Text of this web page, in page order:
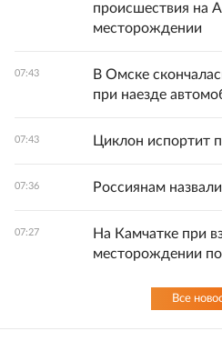
происшествия на
месторождении
07:43
В Омске
при наезде
07:43 Циклон испортит
07:36 Россиянам
07:27
На Камчатке при
месторождении
Все